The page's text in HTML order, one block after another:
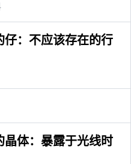
：不应该存在的行
体：暴露于光线时